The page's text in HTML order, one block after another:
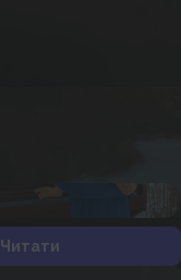
Читати